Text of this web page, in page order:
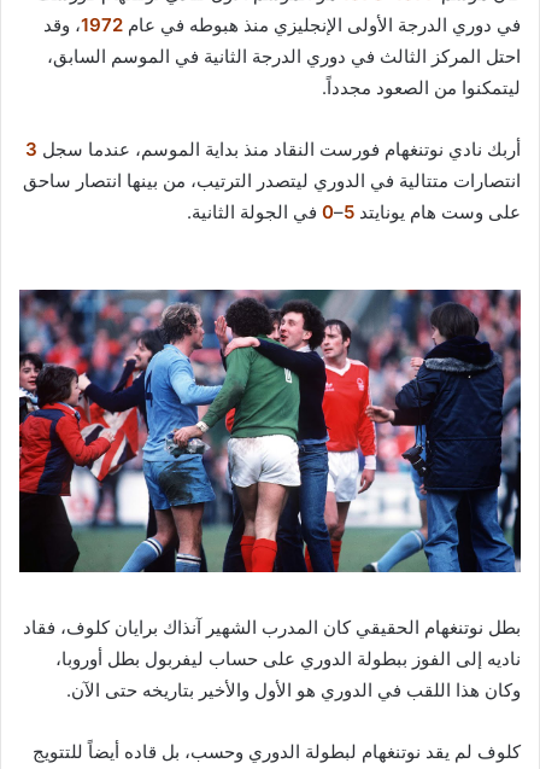
في دوري الدرجة الأولى الإنجليزي منذ هبوطه في عام 1972، وقد
احتل المركز الثالث في دوري الدرجة الثانية في الموسم السابق،
ليتمكنوا من الصعود مجدداً.
أربك نادي نوتنغهام فورست النقاد منذ بداية الموسم، عندما سجل 3
انتصارات متتالية في الدوري ليتصدر الترتيب، من بينها انتصار ساحق
على وست هام يونايتد 5
–
0 في الجولة الثانية.
بطل نوتنغهام الحقيقي كان المدرب الشهير آنذاك برايان كلوف، فقاد
ناديه إلى الفوز ببطولة الدوري على حساب ليفربول بطل أوروبا،
وكان هذا اللقب في الدوري هو الأول والأخير بتاريخه حتى الآن.
كلوف لم يقد نوتنغهام لبطولة الدوري وحسب، بل قاده أيضاً للتتويج